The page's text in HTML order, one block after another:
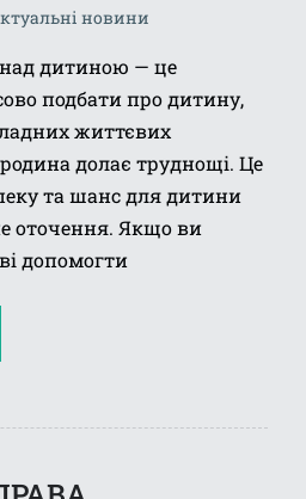
новини
дитиною — це
подбати про дитину,
життєвих
долає труднощі. Це
та шанс для дитини
оточення. Якщо ви
допомогти